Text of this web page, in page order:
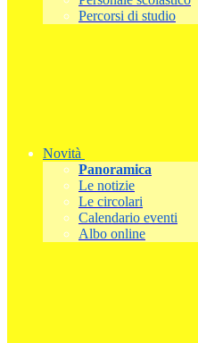
Percorsi di studio
Novità
Panoramica
Le notizie
Le circolari
Calendario eventi
Albo online